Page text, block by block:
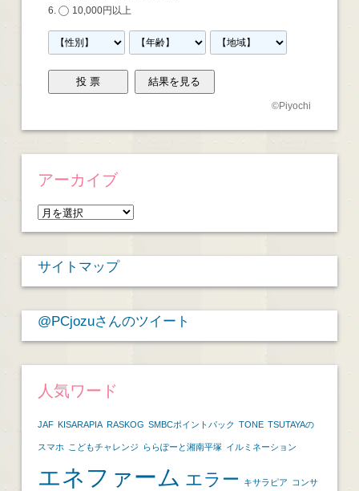
10,000円以上
©Piyochi
アーカイブ
ア
ー
カ
イ
サイトマップ
@PCjozuさんのツイート
人気ワード
JAF KISARAPIA RASKOG SMBCポイントパック TONE TSUTAYAの
スマホ こどもチャレンジ ららぽーと湘南平塚 イルミネーション
エネファーム エラー キサラピア コンサ